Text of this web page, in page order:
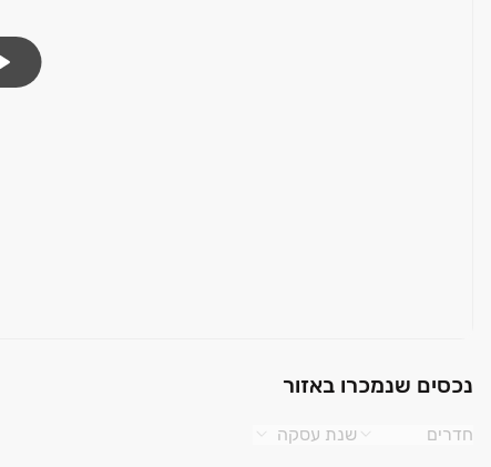
נכסים שנמכרו באזור
חדרים שנת עסקה